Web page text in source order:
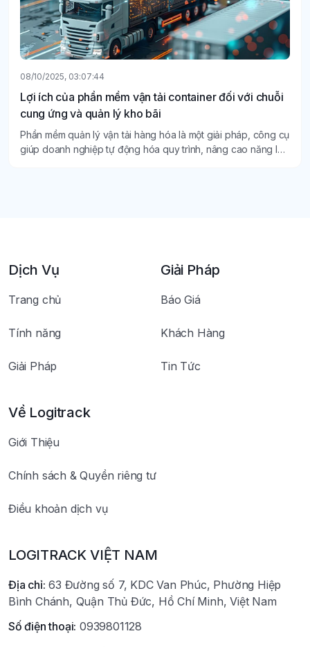
08/10/2025, 03:07:44
Lợi ích của phần mềm vận tải container đối với chuỗi
cung ứng và quản lý kho bãi
Phần mềm quản lý vận tải hàng hóa là một giải pháp, công cụ
giúp doanh nghiệp tự động hóa quy trình, nâng cao năng lực
Dịch Vụ
Trang chủ
Tính năng
Giải Pháp
Giải Pháp
Báo Giá
Khách Hàng
Tin Tức
Về Logitrack
Giới Thiệu
Chính sách & Quyền riêng tư
Điều khoản dịch vụ
LOGITRACK VIỆT NAM
Địa chỉ: 63 Đường số 7, KDC Van Phúc, Phường Hiệp
Bình Chánh, Quận Thủ Đức, Hồ Chí Minh, Việt Nam
Số điện thoại: 0939801128